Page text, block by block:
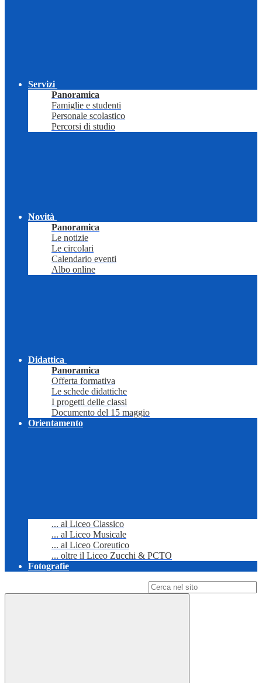
Servizi
Panoramica
Famiglie e studenti
Personale scolastico
Percorsi di studio
Novità
Panoramica
Le notizie
Le circolari
Calendario eventi
Albo online
Didattica
Panoramica
Offerta formativa
Le schede didattiche
I progetti delle classi
Documento del 15 maggio
Orientamento
... al Liceo Classico
... al Liceo Musicale
... al Liceo Coreutico
... oltre il Liceo Zucchi & PCTO
Fotografie